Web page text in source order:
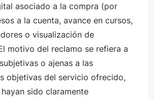
asociado a la compra (por
a la cuenta, avance en cursos,
o visualización de
motivo del reclamo se refiera a
o ajenas a las
objetivas del servicio ofrecido,
sido claramente